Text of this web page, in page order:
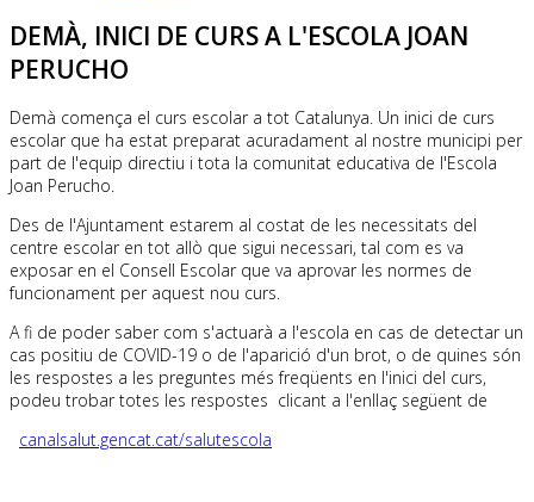
DEMÀ, INICI DE CURS A L'ESCOLA JOAN
PERUCHO
Demà comença el curs escolar a tot Catalunya. Un inici de curs
escolar que ha estat preparat acuradament al nostre municipi per
part de l'equip directiu i tota la comunitat educativa de l'Escola
Joan Perucho.
Des de l'Ajuntament estarem al costat de les necessitats del
centre escolar en tot allò que sigui necessari, tal com es va
exposar en el Consell Escolar que va aprovar les normes de
funcionament per aquest nou curs.
A fi de poder saber com s'actuarà a l'escola en cas de detectar un
cas positiu de COVID-19 o de l'aparició d'un brot, o de quines són
les respostes a les preguntes més freqüents en l'inici del curs,
podeu trobar totes les respostes clicant a l'enllaç següent de
canalsalut.gencat.cat/salutescola